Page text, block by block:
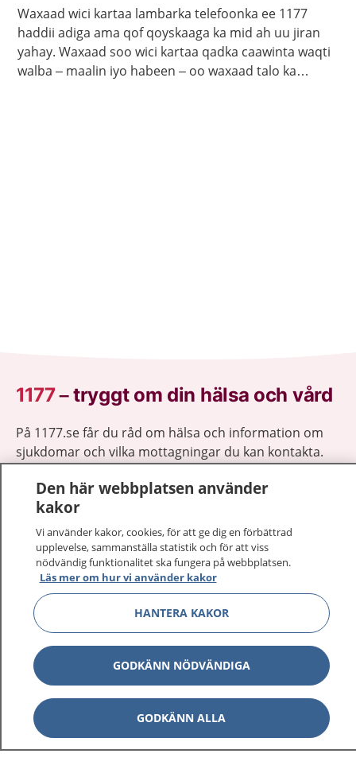
Waxaad wici kartaa lambarka telefoonka ee 1177
haddii adiga ama qof qoyskaaga ka mid ah uu jiran
yahay. Waxaad soo wici kartaa qadka caawinta waqti
walba – maalin iyo habeen – oo waxaad talo ka
1177–tryggt om din hälsa och vård
På 1177.se får du råd om hälsa och information om
sjukdomar och vilka mottagningar du kan kontakta.
vårdärenden. Ring telefonnummer 1177 för
sjukvårdsrådgivning dygnet runt.
1177 ger dig råd när du vill må bättre.
1177 på flera språk Show
Om 1177 Show
Kontakt Show
Den här webbplatsen använder
kakor
Vi använder kakor, cookies, för att ge dig en förbättrad
upplevelse, sammanställa statistik och för att viss
nödvändig funktionalitet ska fungera på webbplatsen.
Läs mer om hur vi använder kakor
HANTERA KAKOR
GODKÄNN NÖDVÄNDIGA
GODKÄNN ALLA